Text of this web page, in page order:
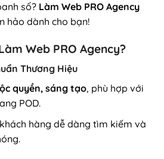
số? Làm Web PRO Agency
hảo dành cho bạn!
Web PRO Agency?
Thương Hiệu
quyền, sáng tạo, phù hợp với
POD.
hàng dễ dàng tìm kiếm và